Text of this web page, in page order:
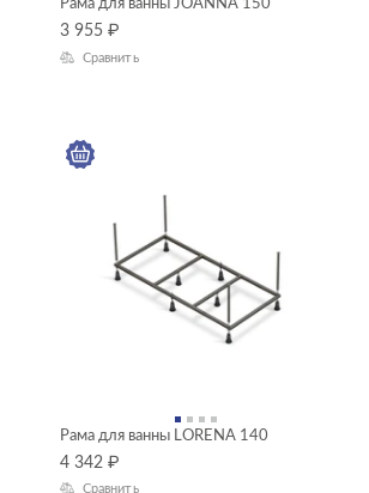
Рама для ванны JOANNA 150
3 955 ₽
Сравнить
Рама для ванны LORENA 140
4 342 ₽
Сравнить